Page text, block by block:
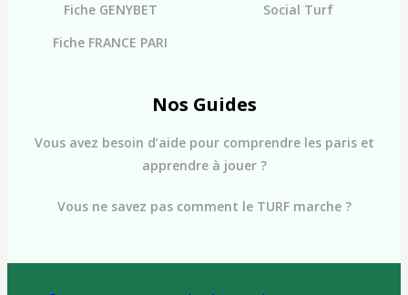
Fiche GENYBET
Fiche FRANCE PARI
Social Turf
Nos Guides
Vous avez besoin d’aide pour comprendre les paris et
apprendre à jouer ?
Vous ne savez pas comment le TURF marche ?